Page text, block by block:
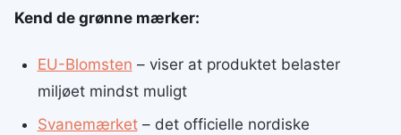
Kend de grønne mærker:
EU-Blomsten – viser at produktet belaster
miljøet mindst muligt
Svanemærket– det officielle nordiske